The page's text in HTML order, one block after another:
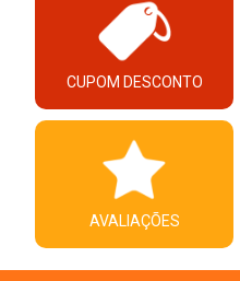
CUPOM DESCONTO
AVALIAÇÕES